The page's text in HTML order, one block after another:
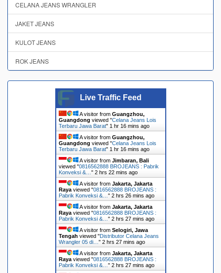
CELANA JEANS WRANGLER
JAKET JEANS
KULOT JEANS
ROK JEANS
Live Traffic Feed
A visitor from Guangzhou,
Guangdong viewed "Celana Jeans Lois
Terbaru Jawa Barat" 1 hr 16 mins ago
A visitor from Guangzhou,
Guangdong viewed "Celana Jeans Lois
Terbaru Jawa Barat" 1 hr 16 mins ago
A visitor from Jimbaran, Bali
viewed "0816562888 BROJEANS : Pabrik
Konveksi &… " 2 hrs 22 mins ago
A visitor from Jakarta, Jakarta
Rayaviewed "0816562888 BROJEANS :
Pabrik Konveksi &… " 2 hrs 26 mins ago
A visitor from Jakarta, Jakarta
Rayaviewed "0816562888 BROJEANS :
Pabrik Konveksi &… " 2 hrs 27 mins ago
A visitor from Selogiri, Jawa
Tengah viewed "Distributor Celana Jeans
Wrangler 05 di… " 2 hrs 27 mins ago
A visitor from Jakarta, Jakarta
Rayaviewed "0816562888 BROJEANS :
Pabrik Konveksi &… " 2 hrs 27 mins ago